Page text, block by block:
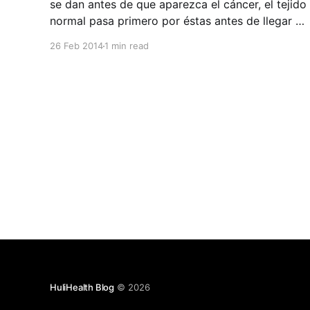
se dan antes de que aparezca el cáncer, el tejido
normal pasa primero por éstas antes de llegar a
26 Feb 20141 min read
HuliHealth Blog © 2026